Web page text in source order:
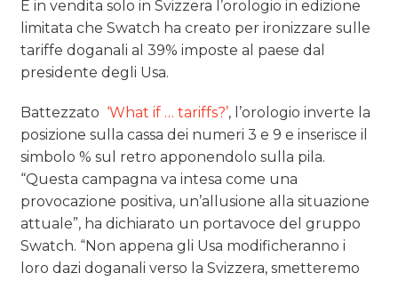
È in vendita solo in Svizzera l’orologio in edizione
limitata che Swatch ha creato per ironizzare sulle
tariffe doganali al 39% imposte al paese dal
presidente degli Usa.
Battezzato ‘What if … tariffs?’, l’orologio inverte la
posizione sulla cassa dei numeri 3 e 9 e inserisce il
simbolo % sul retro apponendolo sulla pila.
“Questa campagna va intesa come una
provocazione positiva, un’allusione alla situazione
attuale”, ha dichiarato un portavoce del gruppo
Swatch. “Non appena gli Usa modificheranno i
loro dazi doganali verso la Svizzera, smetteremo